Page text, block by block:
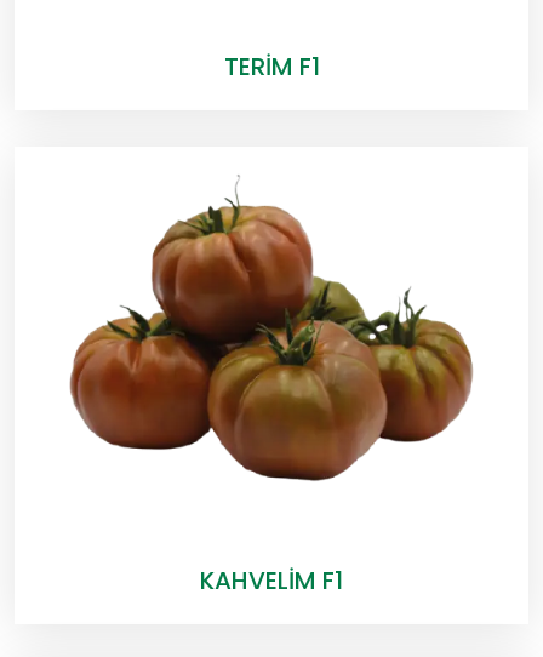
TERİM F1
KAHVELİM F1